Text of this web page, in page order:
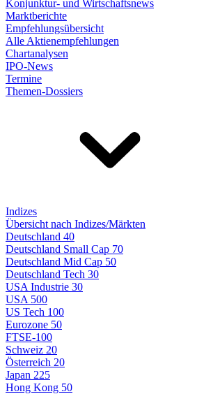
Konjunktur- und Wirtschaftsnews
Marktberichte
Empfehlungsübersicht
Alle Aktienempfehlungen
Chartanalysen
IPO-News
Termine
Themen-Dossiers
Indizes
Übersicht nach Indizes/Märkten
Deutschland 40
Deutschland Small Cap 70
Deutschland Mid Cap 50
Deutschland Tech 30
USA Industrie 30
USA 500
US Tech 100
Eurozone 50
FTSE-100
Schweiz 20
Österreich 20
Japan 225
Hong Kong 50